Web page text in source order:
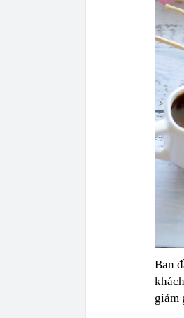
Ban
giảm